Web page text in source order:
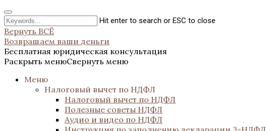
Hit enter to search or ESC to close
Вернуть ВСЁ
Возвращаем ваши деньги
Бесплатная юридическая консультация
Раскрыть менюСвернуть меню
Меню
Налоговый вычет по НДФЛ
Налоговый вычет по НДФЛ
Полезные советы НДФЛ
Аудио и видео по НДФЛ